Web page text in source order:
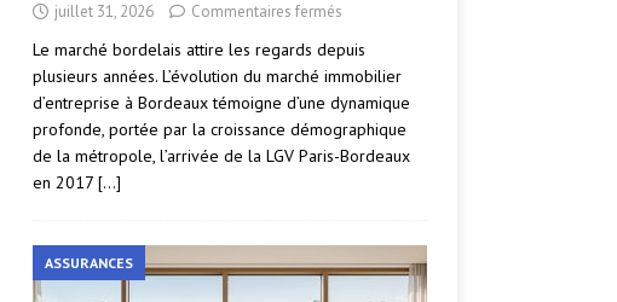
juillet 31, 2026 Commentaires fermés
Le marché bordelais attire les regards depuis
plusieurs années. L’évolution du marché immobilier
d’entreprise à Bordeaux témoigne d’une dynamique
profonde, portée par la croissance démographique
de la métropole, l’arrivée de la LGV Paris-Bordeaux
en 2017 […]
ASSURANCES